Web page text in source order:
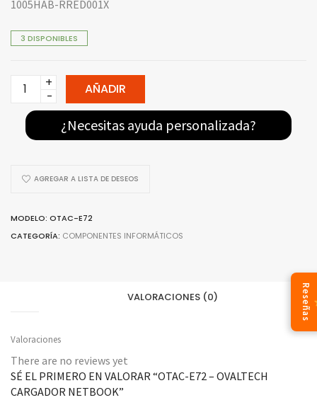
1005HAB-RRED001X
3 DISPONIBLES
OTAC-
OVALTECH
NETBOOK
AÑADIR
¿Necesitas ayuda personalizada?
AGREGAR A LISTA DE DESEOS
MODELO: OTAC-E72
CATEGORÍA: COMPONENTES INFORMÁTICOS
VALORACIONES (0)
Valoraciones
There are no reviews yet
SÉ EL PRIMERO EN VALORAR “OTAC-E72 – OVALTECH
CARGADOR NETBOOK”
Reseñas